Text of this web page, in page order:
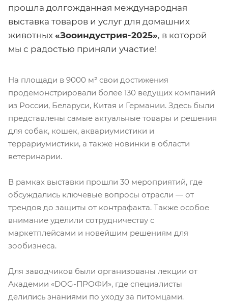
прошла долгожданная международная
выставка товаров и услуг для домашних
животных «Зооиндустрия-2025», в которой
мы с радостью приняли участие!
На площади в 9000 м² свои достижения
продемонстрировали более 130 ведущих компаний
из России, Беларуси, Китая и Германии. Здесь были
представлены самые актуальные товары и решения
для собак, кошек, аквариумистики и
террариумистики, а также новинки в области
ветеринарии.
В рамках выставки прошли 30 мероприятий, где
обсуждались ключевые вопросы отрасли — от
трендов до защиты от контрафакта. Также особое
внимание уделили сотрудничеству с
маркетплейсами и новейшим решениям для
зообизнеса.
Для заводчиков были организованы лекции от
Академии «DOG-ПРОФИ», где специалисты
делились знаниями по уходу за питомцами.